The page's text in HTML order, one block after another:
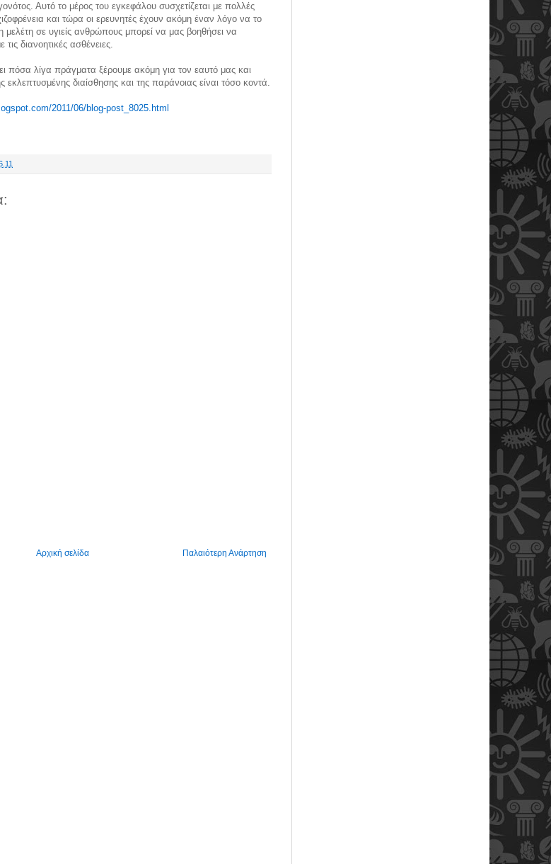
Αυτό το μέρος του εγκεφάλου συσχετίζεται με πολλές
και τώρα οι ερευνητές έχουν ακόμη έναν λόγο να το
μελέτη σε υγιείς ανθρώπους μπορεί να μας βοηθήσει να
διανοητικές ασθένειες.
πόσα λίγα πράγματα ξέρουμε ακόμη για τον εαυτό μας και
διαίσθησης και της παράνοιας είναι τόσο κοντά.
2011/06/blog-post_8025.html
Παλαιότερη Ανάρτηση
Αρχική σελίδα